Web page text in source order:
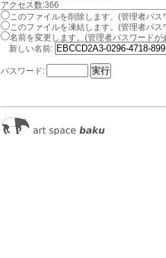
アクセス数:366
このファイルを削除します。(管理者パス
このファイルを凍結します。(管理者パス
名前を変更します。(管理者パスワードが
新しい名前:
パスワード: